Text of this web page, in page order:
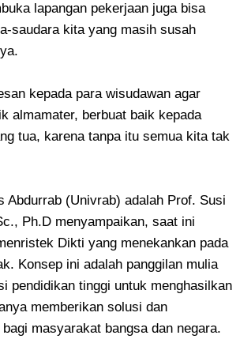
lapangan pekerjaan juga bisa
saudara kita yang masih susah
kepada para wisudawan agar
almamater, berbuat baik kepada
tua, karena tanpa itu semua kita tak
Abdurrab (Univrab) adalah Prof. Susi
Ph.D menyampaikan, saat ini
Dikti yang menekankan pada
Konsep ini adalah panggilan mulia
pendidikan tinggi untuk menghasilkan
memberikan solusi dan
masyarakat bangsa dan negara.